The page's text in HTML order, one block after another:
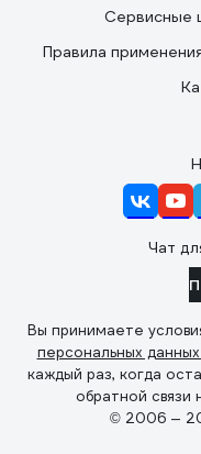
Сервисные
Правила
Чат
Вы принимаете
персональных данных
каждый раз, когда
обратной связи
© 2006 —